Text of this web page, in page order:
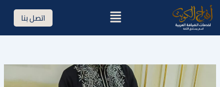
تخطي
إلى
المحتوى
القائمة اتصل بنا